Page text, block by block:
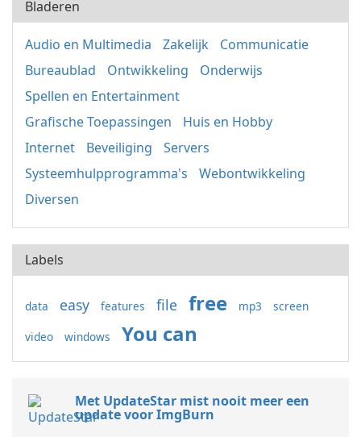
Bladeren
Audio en Multimedia Zakelijk
Communicatie
Bureaublad
Ontwikkeling
Onderwijs
Spellen en Entertainment
Grafische Toepassingen
Huis en Hobby
Internet
Beveiliging
Servers
Systeemhulpprogramma's
Webontwikkeling
Diversen
Labels
data easy features file free mp3
screen
video
windows You can
Met UpdateStar mist nooit meer een
update voor ImgBurn